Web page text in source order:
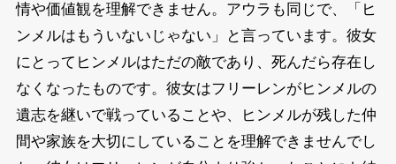
情や価値観を理解できません。アウラも同じで、「ヒ
ンメルはもういないじゃない」と言っています。彼女
にとってヒンメルはただの敵であり、死んだら存在し
なくなったものです。彼女はフリーレンがヒンメルの
遺志を継いで戦っていることや、ヒンメルが残した仲
間や家族を大切にしていることを理解できませんでし